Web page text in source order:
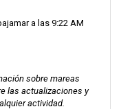
a las 9:22 AM
sobre mareas
las actualizaciones y
actividad.